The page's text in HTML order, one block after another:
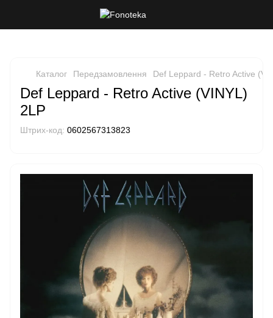
Каталог Передзамовлення Def Leppard - Retro Active
Def Leppard - Retro Active (VINYL)
2LP
Штрих-код: 0602567313823